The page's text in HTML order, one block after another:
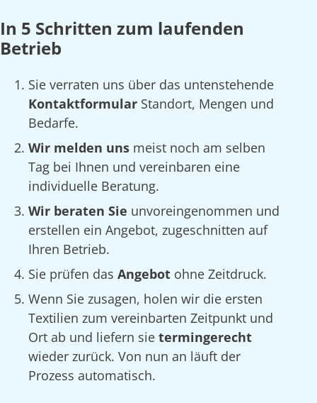
In 5 Schritten zum laufenden
Betrieb
Sie verraten uns über das untenstehende
Kontaktformular Standort, Mengen und
Bedarfe.
Wir melden uns meist noch am selben
Tag bei Ihnen und vereinbaren eine
individuelle Beratung.
Wir beraten Sie unvoreingenommen und
erstellen ein Angebot, zugeschnitten auf
Ihren Betrieb.
Sie prüfen das Angebot ohne Zeitdruck.
Wenn Sie zusagen, holen wir die ersten
Textilien zum vereinbarten Zeitpunkt und
Ort ab und liefern sie termingerecht
wieder zurück. Von nun an läuft der
Prozess automatisch.